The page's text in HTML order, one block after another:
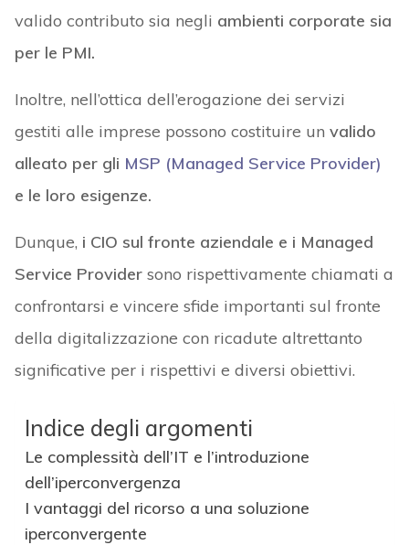
valido contributo sia negli ambienti corporate sia
per le PMI.
Inoltre, nell’ottica dell’erogazione dei servizi
gestiti alle imprese possono costituire un valido
alleato per gli MSP (Managed Service Provider)
e le loro esigenze.
Dunque, i CIO sul fronte aziendale e i Managed
Service Provider sono rispettivamente chiamati a
confrontarsi e vincere sfide importanti sul fronte
della digitalizzazione con ricadute altrettanto
significative per i rispettivi e diversi obiettivi.
Indice degli argomenti
Le complessità dell’IT e l’introduzione
dell’iperconvergenza
I vantaggi del ricorso a una soluzione
iperconvergente